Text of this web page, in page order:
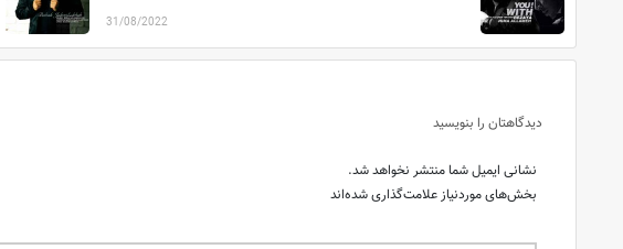
31/08/2022
دیدگاهتان را بنویسید
نشانی ایمیل شما منتشر نخواهد شد.
بخش‌های موردنیاز علامت‌گذاری شده‌اند